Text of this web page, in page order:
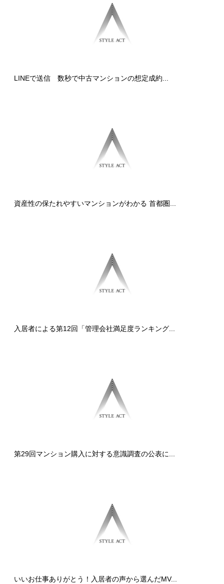
LINEで送信 数秒で中古マンションの想定成約...
資産性の保たれやすいマンションがわかる 首都圏...
入居者による第12回「管理会社満足度ランキング...
第29回マンション購入に対する意識調査の公表に...
いいお仕事ありがとう！入居者の声から選んだMV...